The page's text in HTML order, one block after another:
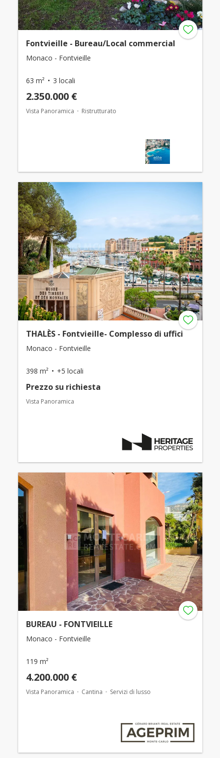
Fontvieille - Bureau/Local commercial
Monaco - Fontvieille
63 m² 3 locali
2.350.000 €
Vista Panoramica Ristrutturato
THALÈS - Fontvieille- Complesso di uffici
Monaco - Fontvieille
398 m² +5 locali
Prezzo su richiesta
Vista Panoramica
BUREAU - FONTVIEILLE
Monaco - Fontvieille
119 m²
4.200.000 €
Vista Panoramica Cantina Servizi di lusso